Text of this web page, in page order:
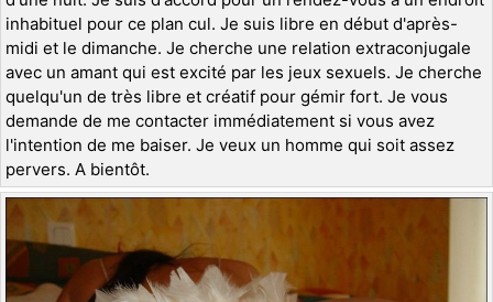
inhabituel pour ce plan cul. Je suis libre en début d'après-
midi et le dimanche. Je cherche une relation extraconjugale
avec un amant qui est excité par les jeux sexuels. Je cherche
quelqu'un de très libre et créatif pour gémir fort. Je vous
demande de me contacter immédiatement si vous avez
l'intention de me baiser. Je veux un homme qui soit assez
pervers. A bientôt.